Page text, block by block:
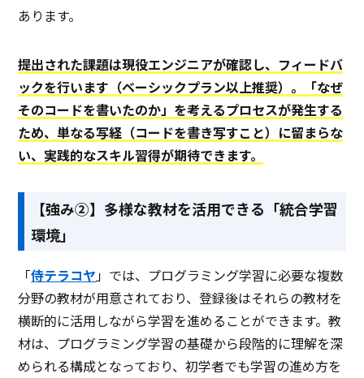
あります。
提出された課題は現役エンジニアが確認し、フィードバ
ックを行います（ベーシックプラン以上推奨）。「なぜ
そのコードを書いたのか」を考えるプロセスが発生する
ため、単なる写経（コードを書き写すこと）に留まらな
い、実践的なスキル習得が期待できます。
【強み②】多様な教材を活用できる「統合学習
環境」
「侍テラコヤ」では、プログラミング学習に必要な複数
分野の教材が用意されており、登録後はそれらの教材を
横断的に活用しながら学習を進めることができます。教
材は、プログラミング学習の基礎から段階的に理解を深
められる構成となっており、初学者でも学習の進め方を